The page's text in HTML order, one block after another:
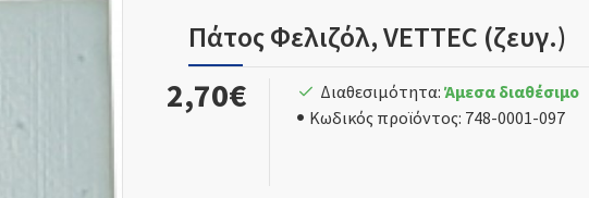
Πάτος Φελιζόλ, VETTEC (ζευγ.)
2,70€ Διαθεσιμότητα: Άμεσα διαθέσιμο
Κωδικός προϊόντος: 748-0001-097